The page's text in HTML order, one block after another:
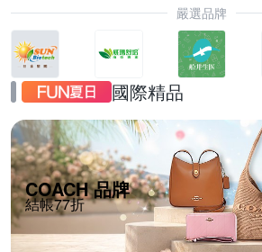
嚴選品牌
國際精品
COACH 品牌
結帳77折